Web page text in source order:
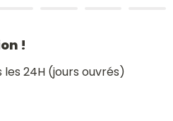
!
24H (jours ouvrés)